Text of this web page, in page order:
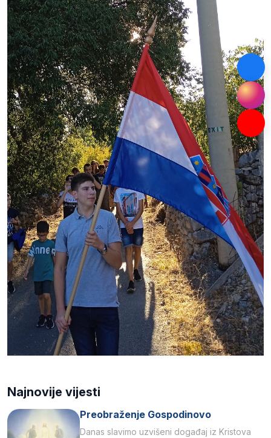
Najnovije vijesti
Preobraženje Gospodinovo
Danas slavimo uzvišeni događaj iz Kristova